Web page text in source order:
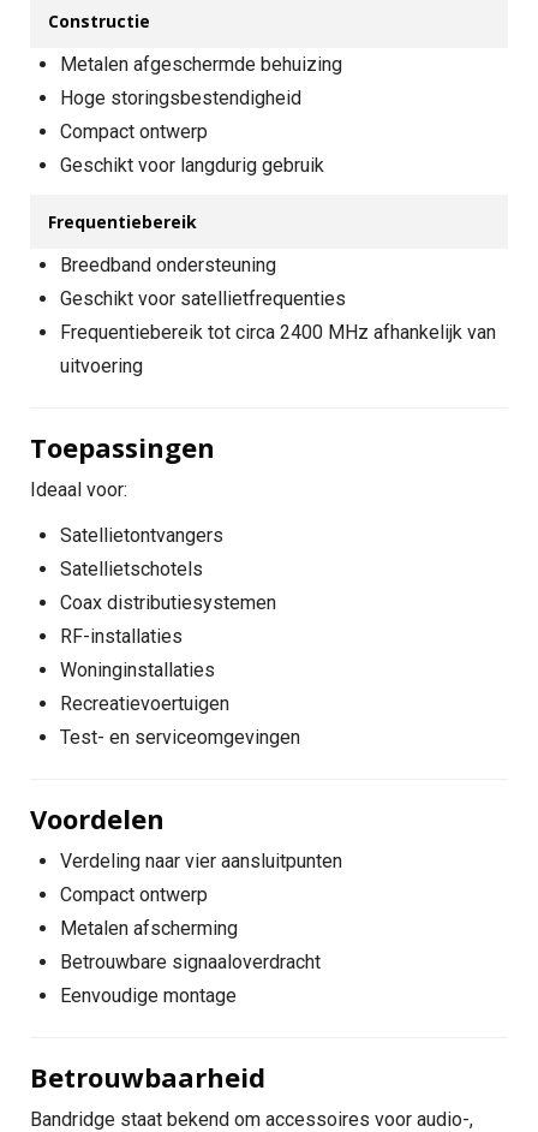
Constructie
Metalen afgeschermde behuizing
Hoge storingsbestendigheid
Compact ontwerp
Geschikt voor langdurig gebruik
Frequentiebereik
Breedband ondersteuning
Geschikt voor satellietfrequenties
Frequentiebereik tot circa 2400 MHz afhankelijk van
uitvoering
Toepassingen
Ideaal voor:
Satellietontvangers
Satellietschotels
Coax distributiesystemen
RF-installaties
Woninginstallaties
Recreatievoertuigen
Test- en serviceomgevingen
Voordelen
Verdeling naar vier aansluitpunten
Compact ontwerp
Metalen afscherming
Betrouwbare signaaloverdracht
Eenvoudige montage
Betrouwbaarheid
Bandridge staat bekend om accessoires voor audio-,